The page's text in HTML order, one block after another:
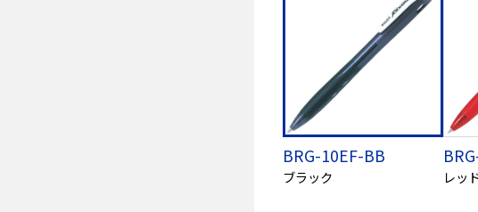
BRG-10EF-BB
ブラック レッ